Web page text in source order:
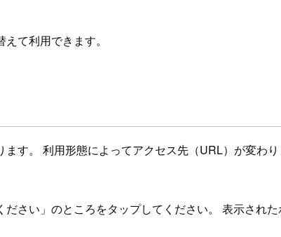
て利用できます。
す。 利用形態によってアクセス先（URL）が変わ
さい」のところをタップしてください。 表示された